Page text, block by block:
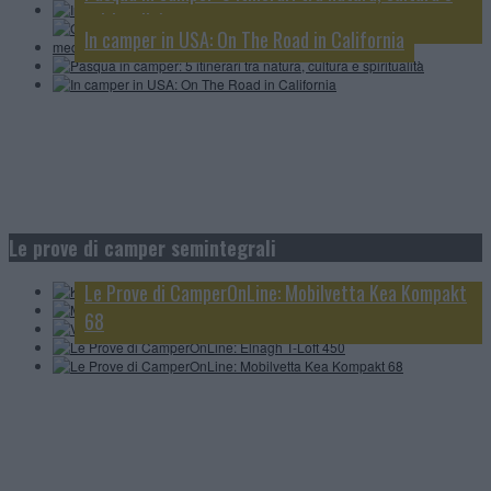
spiritualità
In camper in USA: On The Road in California
Le prove di camper semintegrali
4 minuti
MobilvettaKea Kompakt 68, scopriamolo in 4 minuti
Video CamperOnTest: Atlantis Carbon 695
Le Prove di CamperOnLine: Elnagh T-Loft 450
Le Prove di CamperOnLine: Mobilvetta Kea Kompakt
68